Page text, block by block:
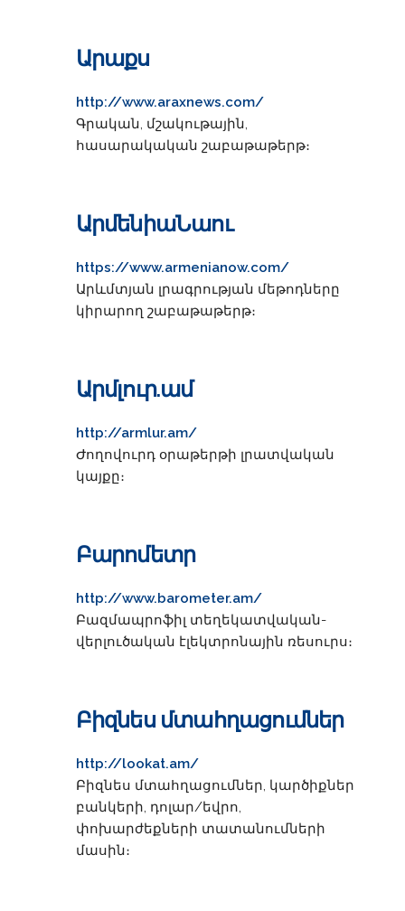
Արաքս
http://www.araxnews.com/
Գրական, մշակութային,
հասարակական շաբաթաթերթ։
ԱրմենիաՆաու
https://www.armenianow.com/
Արևմտյան լրագրության մեթոդները
կիրարող շաբաթաթերթ։
Արմլուր.ամ
http://armlur.am/
Ժողովուրդ օրաթերթի լրատվական
կայքը։
Բարոմետր
http://www.barometer.am/
Բազմապրոֆիլ տեղեկատվական-
վերլուծական էլեկտրոնային ռեսուրս։
Բիզնես մտահղացումներ
http://lookat.am/
Բիզնես մտահղացումներ, կարծիքներ
բանկերի, դոլար/եվրո,
փոխարժեքների տատանումների
մասին։